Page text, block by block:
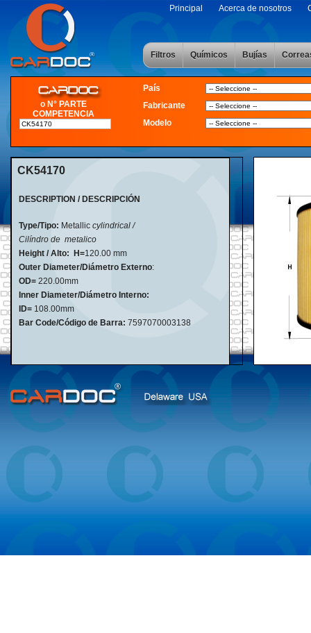
Principal Acerca de nosotros
Filtros Químicos Bujías
o N° PARTE
COMPETENCIA
País
Fabricante
Modelo
CK54170
DESCRIPTION / DESCRIPCIÓN
Type/Tipo: Metallic cylindrical /
Cilíndro de metalico
Height / Alto:
H=120.00 mm
Outer Diameter/Diámetro Externo:
OD= 220.00mm
Inner Diameter/Diámetro Interno:
ID= 108.00mm
Bar Code/Código de Barra: 7597070003138